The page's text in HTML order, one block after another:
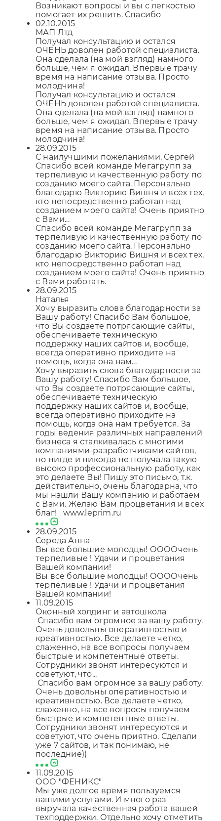
Возникают вопросы и вы с легкостью
помогает их решить. Спасибо
02.10.2015
МАП Лтд
Получал консультацию и остался
ОЧЕНЬ доволен работой специалиста.
Она сделала (на мой взгляд) намного
больше, чем я ожидал. Впервые трачу
время на написание отзыва. Просто
молодчина!
Получал консультацию и остался
ОЧЕНЬ доволен работой специалиста.
Она сделала (на мой взгляд) намного
больше, чем я ожидал. Впервые трачу
время на написание отзыва. Просто
молодчина!
28.09.2015
С наилучшими пожеланиями, Сергей
Спасибо всей команде Мегагрупп за
терпеливую и качественную работу по
созданию моего сайта. Персонально
благодарю Викторию Вишня и всех тех,
кто непосредственно работал над
созданием моего сайта! Очень приятно
с Вами...
Спасибо всей команде Мегагрупп за
терпеливую и качественную работу по
созданию моего сайта. Персонально
благодарю Викторию Вишня и всех тех,
кто непосредственно работал над
созданием моего сайта! Очень приятно
с Вами работать.
28.09.2015
Наталья
Хочу выразить слова благодарности за
Вашу работу! Спасибо Вам большое,
что Вы создаете потрясающие сайты,
обеспечиваете техническую
поддержку наших сайтов и, вообще,
всегда оперативно приходите на
помощь, когда она нам...
Хочу выразить слова благодарности за
Вашу работу! Спасибо Вам большое,
что Вы создаете потрясающие сайты,
обеспечиваете техническую
поддержку наших сайтов и, вообще,
всегда оперативно приходите на
помощь, когда она нам требуется. За
годы ведения различных направлений
бизнеса я сталкивалась с многими
компаниями-разработчиками сайтов,
но нигде и никогда не получала такую
высоко профессиональную работу, как
это делаете Вы! Пишу это письмо, т.к.
действительно, очень благодарна, что
мы нашли Вашу компанию и работаем
с Вами. Желаю Вам процветания и всех
благ! www.leprim.ru
28.09.2015
Середа Анна
Вы все большие молодцы! ООООчень
терпеливые ! Удачи и процветания
Вашей компании!
Вы все большие молодцы! ООООчень
терпеливые ! Удачи и процветания
Вашей компании!
11.09.2015
Оконный холдинг и автошкола
Спасибо вам огромное за вашу работу.
Очень довольны оперативностью и
креативностью. Все делаете четко,
слаженно, на все вопросы получаем
быстрые и компетентные ответы.
Сотрудники звонят интересуются и
советуют, что...
Спасибо вам огромное за вашу работу.
Очень довольны оперативностью и
креативностью. Все делаете четко,
слаженно, на все вопросы получаем
быстрые и компетентные ответы.
Сотрудники звонят интересуются и
советуют, что очень приятно. Сделали
уже 7 сайтов, и так понимаю, не
последние))
11.09.2015
ООО "ФЕНИКС"
Мы уже долгое время пользуемся
вашими услугами. И много раз
выручала качественная работа вашей
техподдержки. Отдельно хочу отметить